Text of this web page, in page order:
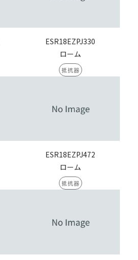
ESR18EZPJ330
ローム
抵抗器
ESR18EZPJ472
ローム
抵抗器